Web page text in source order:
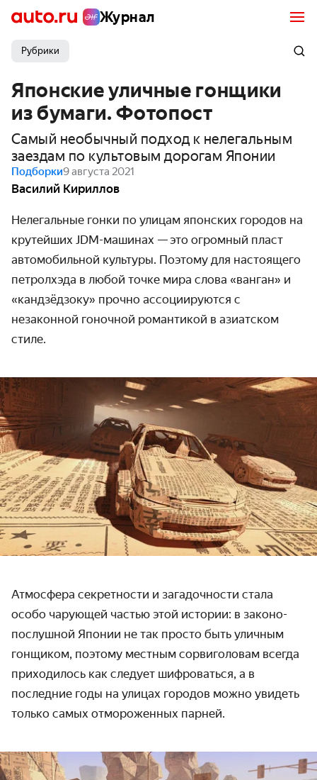
Журнал
Рубрики
Японские уличные гонщики
из бумаги. Фотопост
Самый необычный подход к нелегальным
заездам по культовым дорогам Японии
Подборки9 августа 2021
Василий Кириллов
Нелегальные гонки по улицам японских городов на
крутейших JDM-машинах — это огромный пласт
автомобильной культуры. Поэтому для настоящего
петролхэда в любой точке мира слова «ванган» и
«кандзёдзоку» прочно ассоциируются с
незаконной гоночной романтикой в азиатском
стиле.
Атмосфера секретности и загадочности стала
особо чарующей частью этой истории: в законо­
послушной Японии не так просто быть уличным
гонщиком, поэтому местным сорви­головам всегда
приходилось как следует шифро­ваться, а в
последние годы на улицах городов можно увидеть
только самых отмороженных парней.